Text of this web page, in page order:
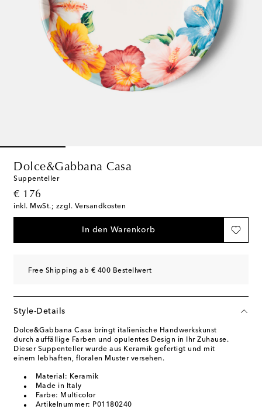
Dolce&Gabbana Casa
Suppenteller
€ 176
original price
inkl. MwSt.; zzgl. Versandkosten
In den Warenkorb
Free Shipping ab € 400 Bestellwert
Style-Details
Dolce&Gabbana Casa bringt italienische Handwerkskunst
durch auffällige Farben und opulentes Design in Ihr Zuhause.
Dieser Suppenteller wurde aus Keramik gefertigt und mit
einem lebhaften, floralen Muster versehen.
Material: Keramik
Made in Italy
Farbe: Multicolor
Artikelnummer: P01180240